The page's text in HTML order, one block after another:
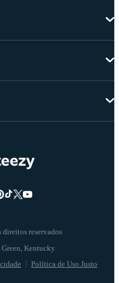
reservados
Política de Uso Justo